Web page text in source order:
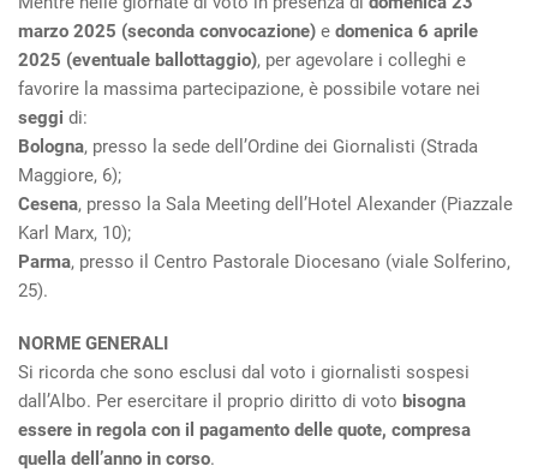
marzo 2025 (seconda convocazione) e domenica 6 aprile
2025 (eventuale ballottaggio), per agevolare i colleghi e
favorire la massima partecipazione, è possibile votare nei
seggi di:
Bologna, presso la sede dell’Ordine dei Giornalisti (Strada
Maggiore, 6);
Cesena, presso la Sala Meeting dell’Hotel Alexander (Piazzale
Karl Marx, 10);
Parma, presso il Centro Pastorale Diocesano (viale Solferino,
25).
NORME GENERALI
Si ricorda che sono esclusi dal voto i giornalisti sospesi
dall’Albo. Per esercitare il proprio diritto di voto bisogna
essere in regola con il pagamento delle quote, compresa
quella dell’anno in corso.